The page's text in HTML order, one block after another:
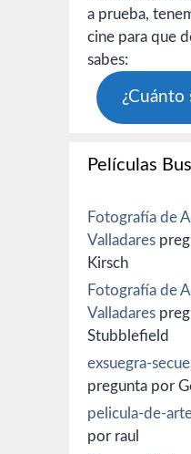
a prueba,
cine para que
sabes:
¿Cuánto
Películas
Fotografía de
Valladares
Kirsch
Fotografía de
Valladares
Stubblefield
exsuegra-
pregunta por
pelicula-de-
por raul